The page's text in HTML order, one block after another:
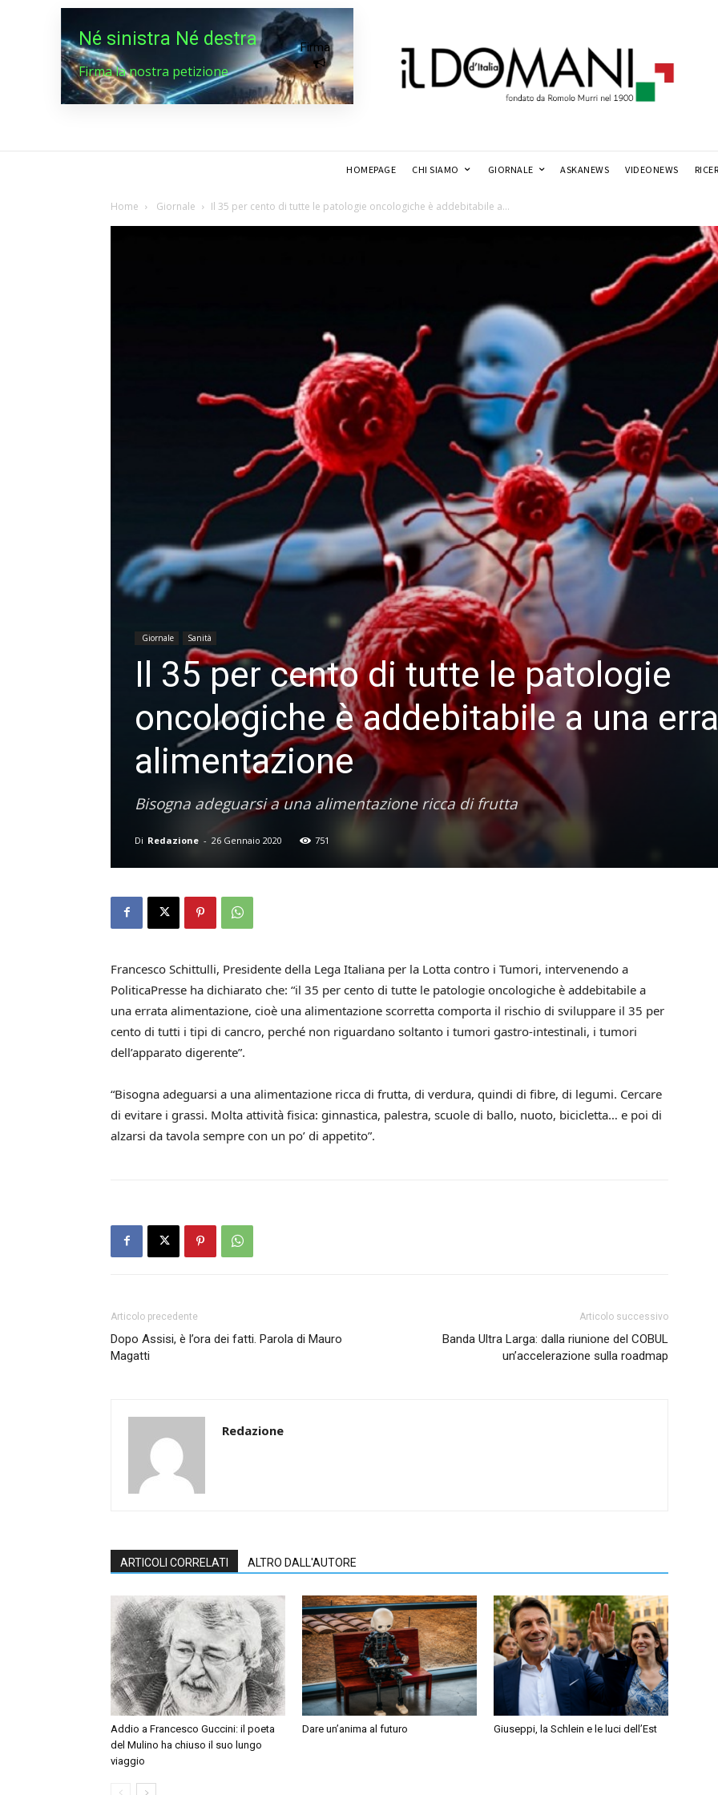
Né sinistra Né destra
Firma la nostra petizione
Firma
HOMEPAGE CHI SIAMO GIORNALE ASKANEWS VIDEONEWS
Home Giornale Il 35 per cento di tutte le patologie oncologiche è addebitabile a...
Giornale Sanità
Il 35 per cento di tutte le patologie
oncologiche è addebitabile a una
alimentazione
Bisogna adeguarsi a una alimentazione ricca di frutta
Di Redazione - 26 Gennaio 2020 751
Francesco Schittulli, Presidente della Lega Italiana per la Lotta contro i Tumori, intervenendo a
PoliticaPresse ha dichiarato che: “il 35 per cento di tutte le patologie oncologiche è addebitabile a
una errata alimentazione, cioè una alimentazione scorretta comporta il rischio di sviluppare il 35 per
cento di tutti i tipi di cancro, perché non riguardano soltanto i tumori gastro-intestinali, i tumori
dell’apparato digerente”.
“Bisogna adeguarsi a una alimentazione ricca di frutta, di verdura, quindi di fibre, di legumi. Cercare
di evitare i grassi. Molta attività fisica: ginnastica, palestra, scuole di ballo, nuoto, bicicletta… e poi di
alzarsi da tavola sempre con un po’ di appetito”.
Articolo precedente
Dopo Assisi, è l’ora dei fatti. Parola di Mauro
Magatti
Articolo successivo
Banda Ultra Larga: dalla riunione del COBUL
un’accelerazione sulla roadmap
Redazione
ARTICOLI CORRELATI ALTRO DALL'AUTORE
Addio a Francesco Guccini: il poeta
del Mulino ha chiuso il suo lungo
viaggio
Dare un’anima al futuro Giuseppi, la Schlein e le luci dell’Est